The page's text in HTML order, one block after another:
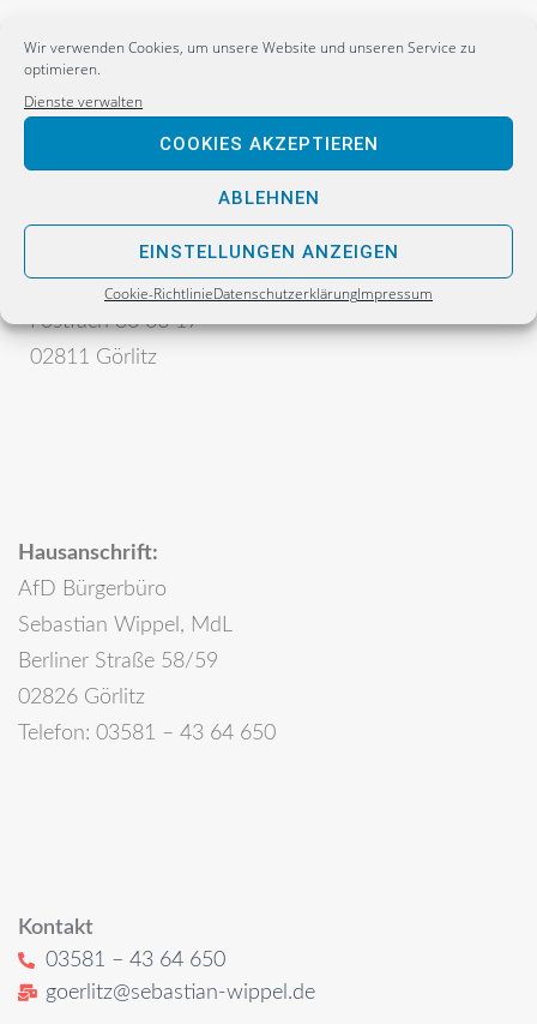
Wir verwenden Cookies, um unsere Website und unseren Service zu
optimieren.
Dienste verwalten
COOKIES AKZEPTIEREN
ABLEHNEN
EINSTELLUNGEN ANZEIGEN
Cookie-RichtlinieDatenschutzerklärungImpressum
Postanschrift:
Alternative für Deutschland
Bürgerbüro
Postfach 30 06 17
02811 Görlitz
Hausanschrift:
AfD Bürgerbüro
Sebastian Wippel, MdL
Berliner Straße 58/59
02826 Görlitz
Telefon: 03581 – 43 64 650
Kontakt
03581 – 43 64 650
goerlitz@sebastian-wippel.de